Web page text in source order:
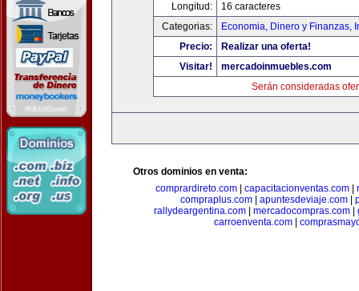
Longitud:
16 caracteres
Categorias:
Economia, Dinero y Finanzas,
Precio:
Realizar una oferta!
Visitar!
mercadoinmuebles.com
Serán consideradas
Otros dominios en venta:
comprardireto.com| capacitacionventas.com|
compraplus.com| apuntesdeviaje.com|
rallydeargentina.com
mercadocompras.com
carroenventa.com|